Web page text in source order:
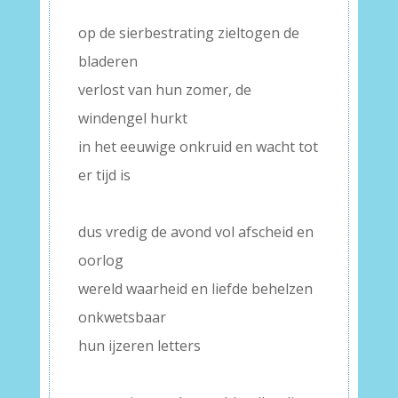
op de sierbestrating zieltogen de
bladeren
verlost van hun zomer, de
windengel hurkt
in het eeuwige onkruid en wacht tot
er tijd is
dus vredig de avond vol afscheid en
oorlog
wereld waarheid en liefde behelzen
onkwetsbaar
hun ijzeren letters